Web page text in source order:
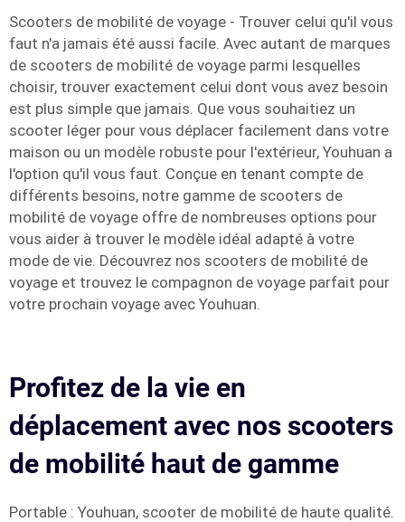
Scooters de mobilité de voyage - Trouver celui qu'il vous
faut n'a jamais été aussi facile. Avec autant de marques
de scooters de mobilité de voyage parmi lesquelles
choisir, trouver exactement celui dont vous avez besoin
est plus simple que jamais. Que vous souhaitiez un
scooter léger pour vous déplacer facilement dans votre
maison ou un modèle robuste pour l'extérieur, Youhuan a
l'option qu'il vous faut. Conçue en tenant compte de
différents besoins, notre gamme de scooters de
mobilité de voyage offre de nombreuses options pour
vous aider à trouver le modèle idéal adapté à votre
mode de vie. Découvrez nos scooters de mobilité de
voyage et trouvez le compagnon de voyage parfait pour
votre prochain voyage avec Youhuan.
Profitez de la vie en
déplacement avec nos scooters
de mobilité haut de gamme
Portable : Youhuan, scooter de mobilité de haute qualité.